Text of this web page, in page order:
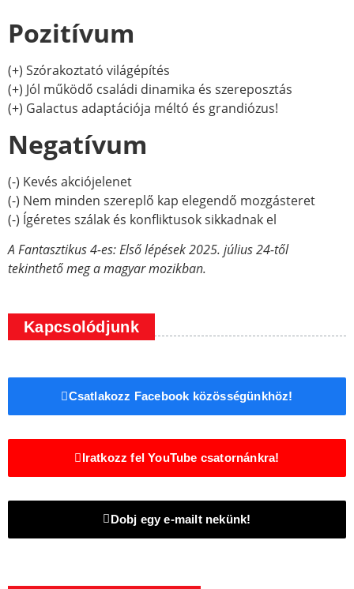
Pozitívum
(+) Szórakoztató világépítés
(+) Jól működő családi dinamika és szereposztás
(+) Galactus adaptációja méltó és grandiózus!
Negatívum
(-) Kevés akciójelenet
(-) Nem minden szereplő kap elegendő mozgásteret
(-) Ígéretes szálak és konfliktusok sikkadnak el
A Fantasztikus 4-es: Első lépések 2025. július 24-től
tekinthető meg a magyar mozikban.
Kapcsolódjunk
Csatlakozz Facebook közösségünkhöz!
Iratkozz fel YouTube csatornánkra!
Dobj egy e-mailt nekünk!